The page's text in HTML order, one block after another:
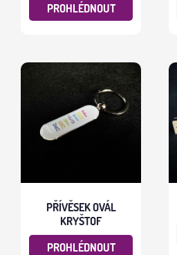
PROHLÉDNOUT
PŘÍVĚSEK OVÁL
KRYŠTOF
PROHLÉDNOUT